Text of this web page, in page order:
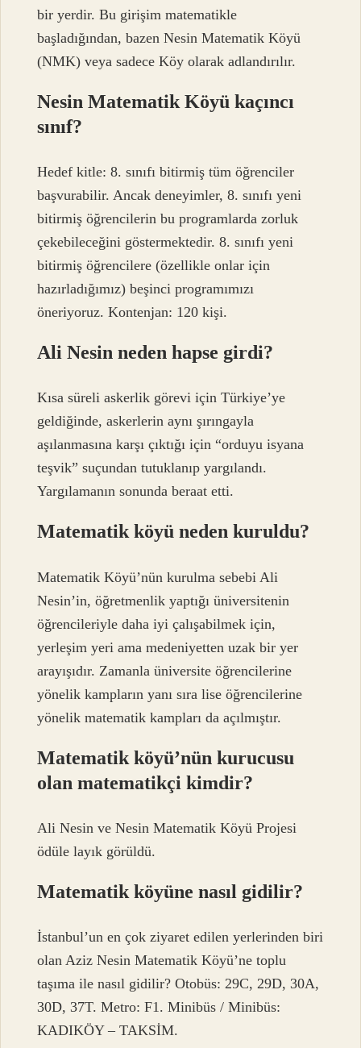
bir yerdir. Bu girişim matematikle
başladığından, bazen Nesin Matematik Köyü
(NMK) veya sadece Köy olarak adlandırılır.
Nesin Matematik Köyü kaçıncı
sınıf?
Hedef kitle: 8. sınıfı bitirmiş tüm öğrenciler
başvurabilir. Ancak deneyimler, 8. sınıfı yeni
bitirmiş öğrencilerin bu programlarda zorluk
çekebileceğini göstermektedir. 8. sınıfı yeni
bitirmiş öğrencilere (özellikle onlar için
hazırladığımız) beşinci programımızı
öneriyoruz. Kontenjan: 120 kişi.
Ali Nesin neden hapse girdi?
Kısa süreli askerlik görevi için Türkiye’ye
geldiğinde, askerlerin aynı şırıngayla
aşılanmasına karşı çıktığı için “orduyu isyana
teşvik” suçundan tutuklanıp yargılandı.
Yargılamanın sonunda beraat etti.
Matematik köyü neden kuruldu?
Matematik Köyü’nün kurulma sebebi Ali
Nesin’in, öğretmenlik yaptığı üniversitenin
öğrencileriyle daha iyi çalışabilmek için,
yerleşim yeri ama medeniyetten uzak bir yer
arayışıdır. Zamanla üniversite öğrencilerine
yönelik kampların yanı sıra lise öğrencilerine
yönelik matematik kampları da açılmıştır.
Matematik köyü’nün kurucusu
olan matematikçi kimdir?
Ali Nesin ve Nesin Matematik Köyü Projesi
ödüle layık görüldü.
Matematik köyüne nasıl gidilir?
İstanbul’un en çok ziyaret edilen yerlerinden biri
olan Aziz Nesin Matematik Köyü’ne toplu
taşıma ile nasıl gidilir? Otobüs: 29C, 29D, 30A,
30D, 37T. Metro: F1. Minibüs / Minibüs:
KADIKÖY – TAKSİM.